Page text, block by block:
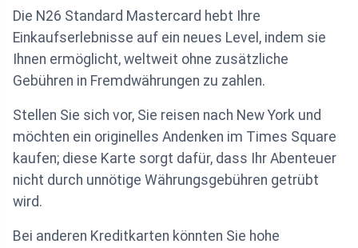
Die N26 Standard Mastercard hebt Ihre
Einkaufserlebnisse auf ein neues Level, indem sie
Ihnen ermöglicht, weltweit ohne zusätzliche
Gebühren in Fremdwährungen zu zahlen.
Stellen Sie sich vor, Sie reisen nach New York und
möchten ein originelles Andenken im Times Square
kaufen; diese Karte sorgt dafür, dass Ihr Abenteuer
nicht durch unnötige Währungsgebühren getrübt
wird.
Bei anderen Kreditkarten könnten Sie hohe